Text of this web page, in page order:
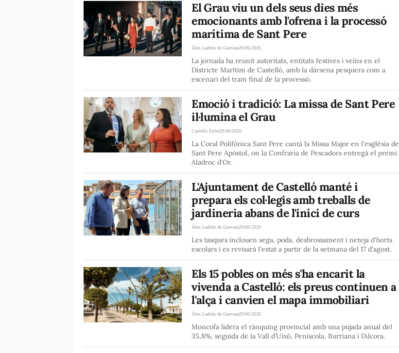
El Grau viu un dels seus dies més
emocionants amb l'ofrena i la processó
marítima de Sant Pere
Álex Ladrón de Guevara29/06/2026
La jornada ha reunit autoritats, entitats festives i veïns en el
Districte Marítim de Castelló, amb la dàrsena pesquera com a
escenari del tram final de la processó.
Emoció i tradició: La missa de Sant Pere
il·lumina el Grau
Castelló Extra29/06/2026
La Coral Polifònica Sant Pere cantà la Missa Major en l'església de
Sant Pere Apòstol, on la Confraria de Pescadors entregà el premi
Aladroc d'Or.
L'Ajuntament de Castelló manté i
prepara els col·legis amb treballs de
jardineria abans de l'inici de curs
Álex Ladrón de Guevara29/06/2026
Les tasques inclouen sega, poda, desbrossament i neteja d'horts
escolars i es revisarà l'estat a partir de la setmana del 17 d'agost.
Els 15 pobles on més s'ha encarit la
vivenda a Castelló: els preus continuen a
l'alça i canvien el mapa immobiliari
Álex Ladrón de Guevara29/06/2026
Moncofa lidera el rànquing provincial amb una pujada anual del
35,8%, seguida de la Vall d’Uixó, Peníscola, Burriana i l’Alcora.